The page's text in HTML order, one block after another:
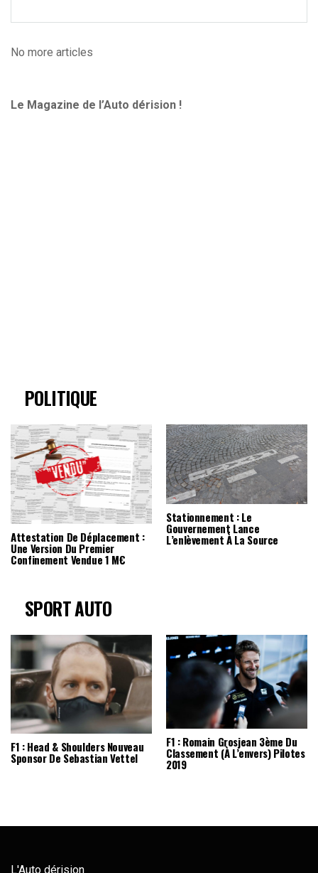
No more articles
Le Magazine de l’Auto dérision !
POLITIQUE
Attestation De Déplacement :
Une Version Du Premier
Confinement Vendue 1 M€
Stationnement : Le
Gouvernement Lance
L’enlèvement À La Source
SPORT AUTO
F1 : Head & Shoulders Nouveau
Sponsor De Sebastian Vettel
F1 : Romain Grosjean 3ème Du
Classement (à L’envers) Pilotes
2019
L'Auto dérision